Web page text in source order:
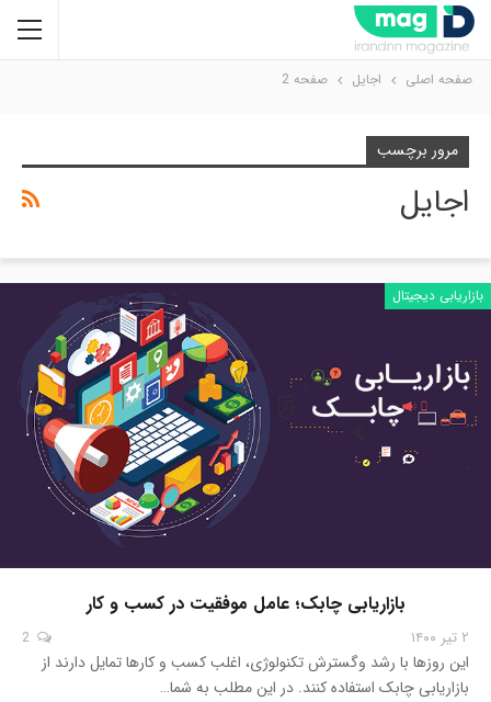
صفحه اصلی اجایل صفحه 2
مرور برچسب
اجایل
بازاریابی دیجیتال
بازاریابی چابک؛ عامل موفقیت در کسب و کار
۲ تیر ۱۴۰۰
این روزها با رشد وگسترش تکنولوژی، اغلب کسب و کارها تمایل دارند از
بازاریابی چابک استفاده کنند. در این مطلب به شما…